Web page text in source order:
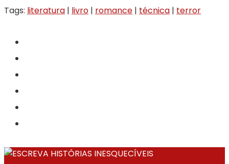
Tags: literatura | livro | romance | técnica | terror